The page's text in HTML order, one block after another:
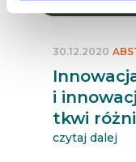
i
tkwi
30.12.2020
czytaj dalej